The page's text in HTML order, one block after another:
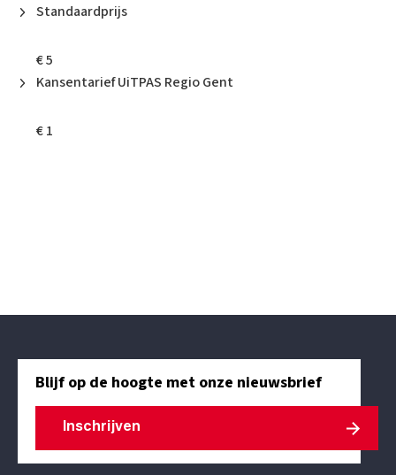
Standaardprijs
€ 5
Kansentarief UiTPAS Regio Gent
€ 1
Blijf op de hoogte met onze nieuwsbrief
Inschrijven